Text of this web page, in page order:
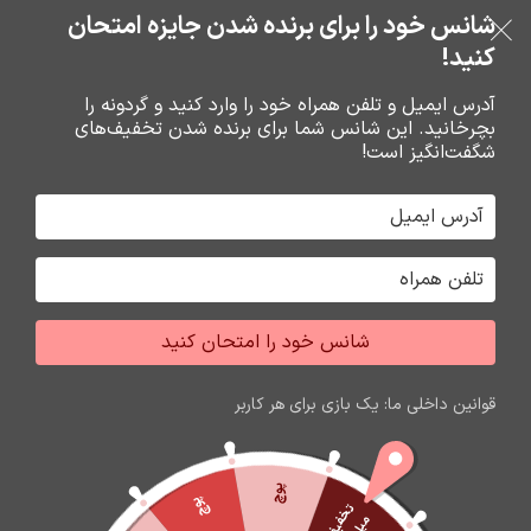
خرید قسطی با ترب‌پی
عبور به ناوبری
رفتن به محتوای اصلی
0 ریال
خانه باتري گوشي،سکه اي،ريموت و پاوربانک باتري
فروشگاه نوین تراشه گنجی
پوچ
پوچ
شانس خود را برای برنده شدن جایزه امتحان
کنید!
آدرس ایمیل و تلفن همراه خود را وارد کنید و گردونه را
بچرخانید. این شانس شما برای برنده شدن تخفیف‌های
شگفت‌انگیز است!
شانس خود را امتحان کنید
قوانین داخلی ما: یک بازی برای هر کاربر